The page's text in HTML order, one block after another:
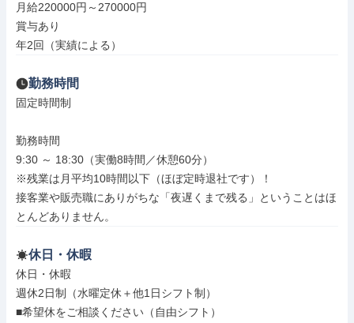
月給220000円～270000円
賞与あり
年2回（実績による）
勤務時間
固定時間制
勤務時間
9:30 ～ 18:30（実働8時間／休憩60分）
※残業は月平均10時間以下（ほぼ定時退社です）！
接客業や販売職にありがちな「夜遅くまで残る」ということはほ
とんどありません。
休日・休暇
休日・休暇
週休2日制（水曜定休＋他1日シフト制）
■希望休をご相談ください（自由シフト）